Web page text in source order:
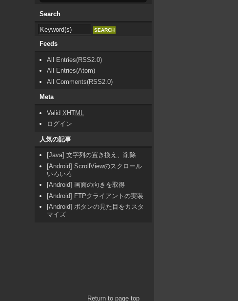
Search
Feeds
All Entries(RSS2.0)
All Entries(Atom)
All Comments(RSS2.0)
Meta
Valid XHTML
ログイン
人気の記事
[Java] 文字列の置き換え、削除
[Android] ScrollViewのスクロール
いろいろ
[Android] 画面の向きを取得
[Android] FTPクライアントの実装
[Android] ボタンの見た目をカスタ
マイズ
Return to page top